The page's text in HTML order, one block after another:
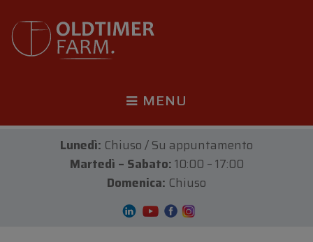
MENU
Lunedì: Chiuso / Su appuntamento
Martedì – Sabato:10:00 – 17:00
Domenica: Chiuso